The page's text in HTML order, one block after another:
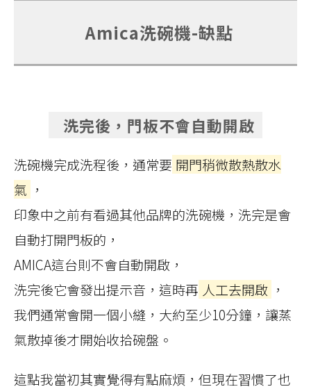
Amica洗碗機-缺點
洗完後，門板不會自動開啟
洗碗機完成洗程後，通常要 開門稍微散熱散水
氣 ，
印象中之前有看過其他品牌的洗碗機，洗完是會
自動打開門板的，
AMICA這台則不會自動開啟，
洗完後它會發出提示音，這時再 人工去開啟 ，
我們通常會開一個小縫，大約至少10分鐘，讓蒸
氣散掉後才開始收拾碗盤。
這點我當初其實覺得有點麻煩，但現在習慣了也